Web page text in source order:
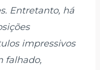
Entretanto, há
impressivos
falhado,